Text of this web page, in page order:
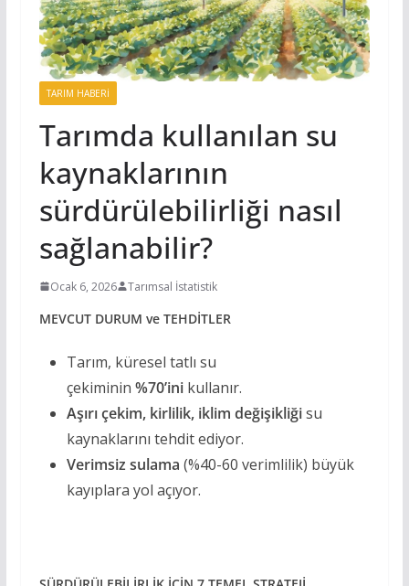
TARIM HABERI
Tarımda kullanılan su
kaynaklarının
sürdürülebilirliği nasıl
sağlanabilir?
Ocak 6, 2026 Tarımsal İstatistik
MEVCUT DURUM ve TEHDİTLER
Tarım, küresel tatlı su
çekiminin %70’inikullanır.
Aşırı çekim, kirlilik, iklim değişikliğisu
kaynaklarını tehdit ediyor.
Verimsiz sulama (%40-60 verimlilik) büyük
kayıplara yol açıyor.